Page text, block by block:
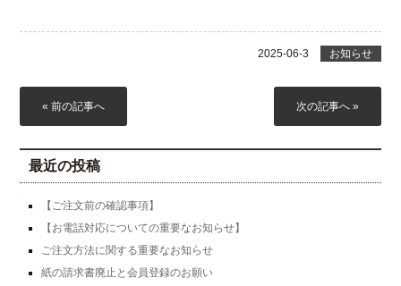
2025-06-3 お知らせ
« 前の記事へ 次の記事へ »
最近の投稿
【ご注文前の確認事項】
【お電話対応についての重要なお知らせ】
ご注文方法に関する重要なお知らせ
紙の請求書廃止と会員登録のお願い